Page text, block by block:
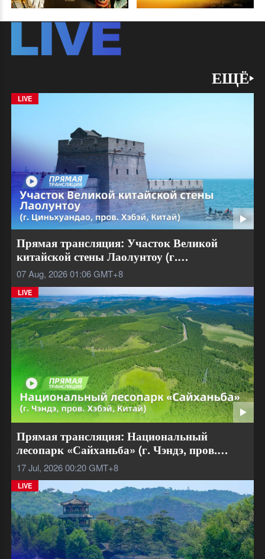
ЕЩЁ
LIVE
Прямая трансляция: Участок Великой
китайской стены Лаолунтоу (г.
Циньхуандао, пров. Хэбэй, Китай)
07 Aug, 2026 01:06GMT+8
LIVE
Прямая трансляция: Национальный
лесопарк «Сайханьба» (г. Чэндэ, пров.
Хэбэй, Китай)
17 Jul, 2026 00:20GMT+8
LIVE